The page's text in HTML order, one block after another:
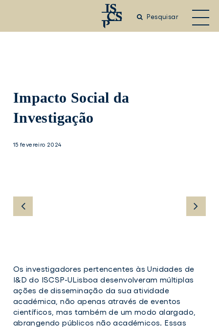
Pesquisar
Impacto Social da
Investigação
15 fevereiro 2024
Os investigadores pertencentes às Unidades de
I&D do ISCSP-ULisboa desenvolveram múltiplas
ações de disseminação da sua atividade
académica, não apenas através de eventos
científicos, mas também de um modo alargado,
abrangendo públicos não académicos. Essas